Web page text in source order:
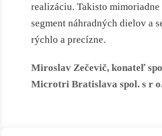
realizáciu. Takisto
segment náhradných dielov a
rýchlo a precízne.
Miroslav Zečevič, konateľ
Microtri Bratislava spol. s r